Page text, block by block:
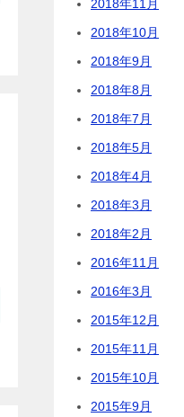
2018年11月
2018年10月
2018年9月
2018年8月
2018年7月
2018年5月
2018年4月
2018年3月
2018年2月
2016年11月
2016年3月
2015年12月
2015年11月
2015年10月
2015年9月